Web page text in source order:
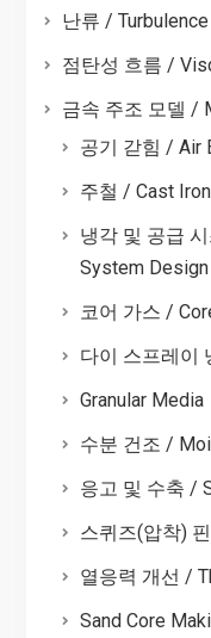
난류 / Turbulence
점탄성 흐름 /
금속 주조 모델 /
공기 갇힘 / Air
주철 / Cast Iron
냉각 및 공급
System Design
코어 가스 /
다이 스프레이
Granular Media
수분 건조 /
응고 및 수축 /
스퀴즈(압착)
열응력 개선 /
Sand Core